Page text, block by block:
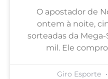
O apostador de
ontem à noite,
sorteadas da
mil. Ele
Giro Esporte